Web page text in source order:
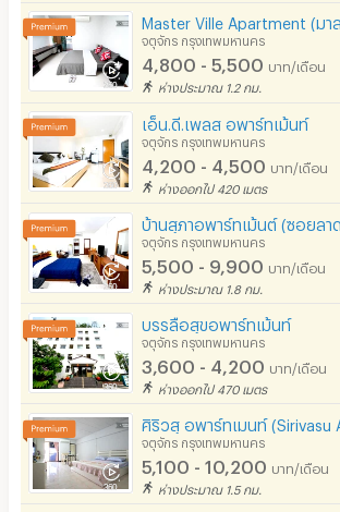
จตุจักร กรุงเทพมหานคร
4,800 - 5,500 บาท/เดือน
ห่างประมาณ 1.2 กม.
เอ็น.ดี.เพลส อพาร์ทเม้นท์
จตุจักร กรุงเทพมหานคร
4,200 - 4,500 บาท/เดือน
ห่างออกไป 420 เมตร
บ้านสุภาอพาร์ทเม้นต์ (ซอยลา
จตุจักร กรุงเทพมหานคร
5,500 - 9,900 บาท/เดือน
ห่างประมาณ 1.8 กม.
บรรลือสุขอพาร์ทเม้นท์
จตุจักร กรุงเทพมหานคร
3,600 - 4,200 บาท/เดือน
ห่างออกไป 470 เมตร
ศิริวสุ อพาร์ทเมนท์ (Sirivasu
จตุจักร กรุงเทพมหานคร
5,100 - 10,200 บาท/เดือน
ห่างประมาณ 1.5 กม.